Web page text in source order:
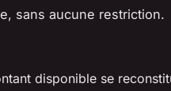
sans aucune restriction.
disponible se